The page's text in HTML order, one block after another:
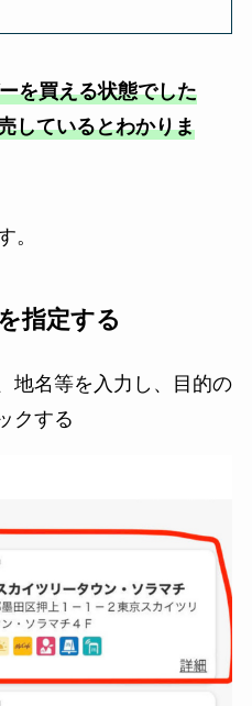
を買える状態でした
しているとわかりま
。
指定する
地名等を入力し、目的の
クする